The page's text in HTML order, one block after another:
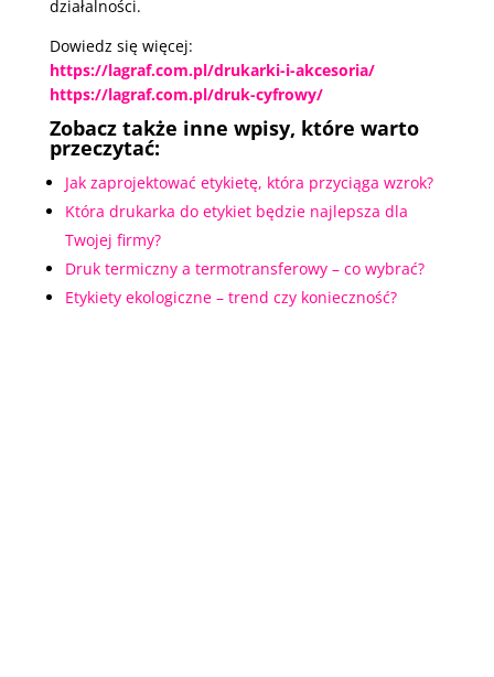
działalności.
Dowiedz się więcej:
https://lagraf.com.pl/drukarki-i-akcesoria/
https://lagraf.com.pl/druk-cyfrowy/
Zobacz także inne wpisy, które warto
przeczytać:
Jak zaprojektować etykietę, która przyciąga wzrok?
Która drukarka do etykiet będzie najlepsza dla
Twojej firmy?
Druk termiczny a termotransferowy – co wybrać?
Etykiety ekologiczne – trend czy konieczność?